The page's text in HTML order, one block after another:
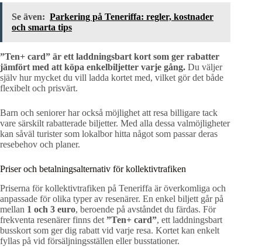
Se även: Parkering på Teneriffa: regler, kostnader
och smarta tips
”Ten+ card” är ett laddningsbart kort som ger rabatter
jämfört med att köpa enkelbiljetter varje gång. Du väljer
själv hur mycket du vill ladda kortet med, vilket gör det både
flexibelt och prisvärt.
Barn och seniorer har också möjlighet att resa billigare tack
vare särskilt rabatterade biljetter. Med alla dessa valmöjligheter
kan såväl turister som lokalbor hitta något som passar deras
resebehov och planer.
Priser och betalningsalternativ för kollektivtrafiken
Priserna för kollektivtrafiken på Teneriffa är överkomliga och
anpassade för olika typer av resenärer. En enkel biljett går på
mellan 1 och 3 euro, beroende på avståndet du färdas. För
frekventa resenärer finns det ”Ten+ card”, ett laddningsbart
busskort som ger dig rabatt vid varje resa. Kortet kan enkelt
fyllas på vid försäljningsställen eller busstationer.